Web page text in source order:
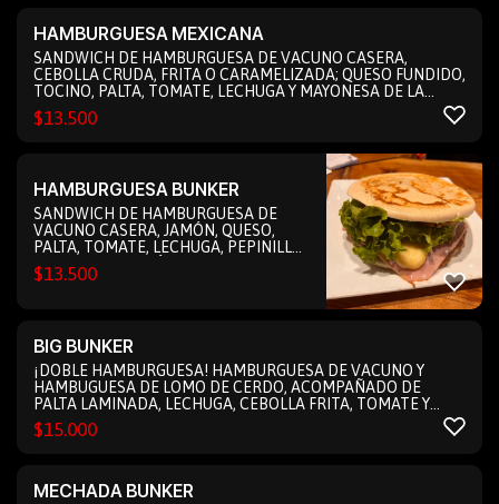
HAMBURGUESA MEXICANA
SANDWICH DE HAMBURGUESA DE VACUNO CASERA,
CEBOLLA CRUDA, FRITA O CARAMELIZADA; QUESO FUNDIDO,
TOCINO, PALTA, TOMATE, LECHUGA Y MAYONESA DE LA
CASA
$13.500
HAMBURGUESA BUNKER
SANDWICH DE HAMBURGUESA DE
VACUNO CASERA, JAMÓN, QUESO,
PALTA, TOMATE, LECHUGA, PEPINILLO,
PIMIENTO MORRÓN Y MAYONESA DE
LA CASA
$13.500
BIG BUNKER
¡DOBLE HAMBURGUESA! HAMBURGUESA DE VACUNO Y
HAMBUGUESA DE LOMO DE CERDO, ACOMPAÑADO DE
PALTA LAMINADA, LECHUGA, CEBOLLA FRITA, TOMATE Y
SALSA DE QUESO AZUL
$15.000
MECHADA BUNKER